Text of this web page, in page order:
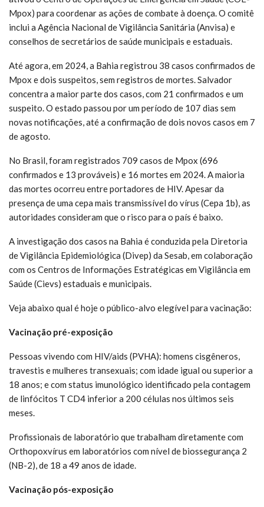
Mpox) para coordenar as ações de combate à doença. O comitê
inclui a Agência Nacional de Vigilância Sanitária (Anvisa) e
conselhos de secretários de saúde municipais e estaduais.
Até agora, em 2024, a Bahia registrou 38 casos confirmados de
Mpox e dois suspeitos, sem registros de mortes. Salvador
concentra a maior parte dos casos, com 21 confirmados e um
suspeito. O estado passou por um período de 107 dias sem
novas notificações, até a confirmação de dois novos casos em 7
de agosto.
No Brasil, foram registrados 709 casos de Mpox (696
confirmados e 13 prováveis) e 16 mortes em 2024. A maioria
das mortes ocorreu entre portadores de HIV. Apesar da
presença de uma cepa mais transmissível do vírus (Cepa 1b), as
autoridades consideram que o risco para o país é baixo.
A investigação dos casos na Bahia é conduzida pela Diretoria
de Vigilância Epidemiológica (Divep) da Sesab, em colaboração
com os Centros de Informações Estratégicas em Vigilância em
Saúde (Cievs) estaduais e municipais.
Veja abaixo qual é hoje o público-alvo elegível para vacinação:
Vacinação pré-exposição
Pessoas vivendo com HIV/aids (PVHA): homens cisgêneros,
travestis e mulheres transexuais; com idade igual ou superior a
18 anos; e com status imunológico identificado pela contagem
de linfócitos T CD4 inferior a 200 células nos últimos seis
meses.
Profissionais de laboratório que trabalham diretamente com
Orthopoxvírus em laboratórios com nível de biossegurança 2
(NB-2), de 18 a 49 anos de idade.
Vacinação pós-exposição